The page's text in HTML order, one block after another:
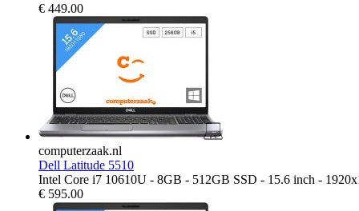
€ 449.00
computerzaak.nl
Dell Latitude 5510
Intel Core i7 10610U - 8GB - 512GB SSD - 15.6 inch -
€ 595.00